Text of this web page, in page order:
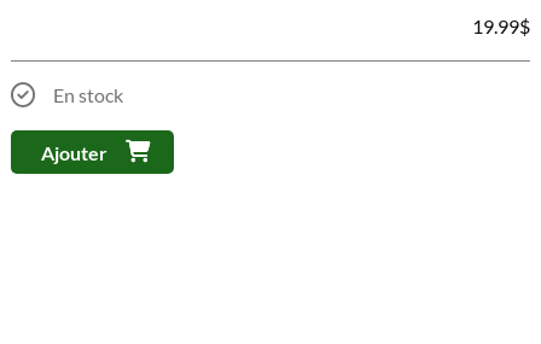
19.99$
En stock
Ajouter